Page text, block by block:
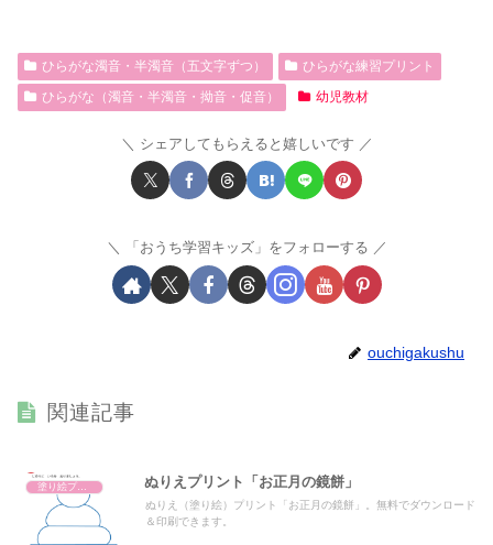
ひらがな濁音・半濁音（五文字ずつ）
ひらがな練習プリント
ひらがな（濁音・半濁音・拗音・促音）
幼児教材
シェアしてもらえると嬉しいです
「おうち学習キッズ」をフォローする
ouchigakushu
関連記事
ぬりえプリント「お正月の鏡餅」
ぬりえ（塗り絵）プリント「お正月の鏡餅」。無料でダウンロード
＆印刷できます。